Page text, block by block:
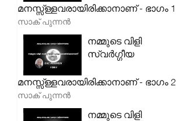
മനസ്സ്ള്ളവരായിരിക്കാനാണ് - ഭാഗം 1
സാക് പുന്നൻ
നമ്മുടെ വിളി
സ്വർഗ്ഗീയ
മനസ്സ്ള്ളവരായിരിക്കാനാണ് - ഭാഗം 2
സാക് പുന്നൻ
നമ്മുടെ വിളി